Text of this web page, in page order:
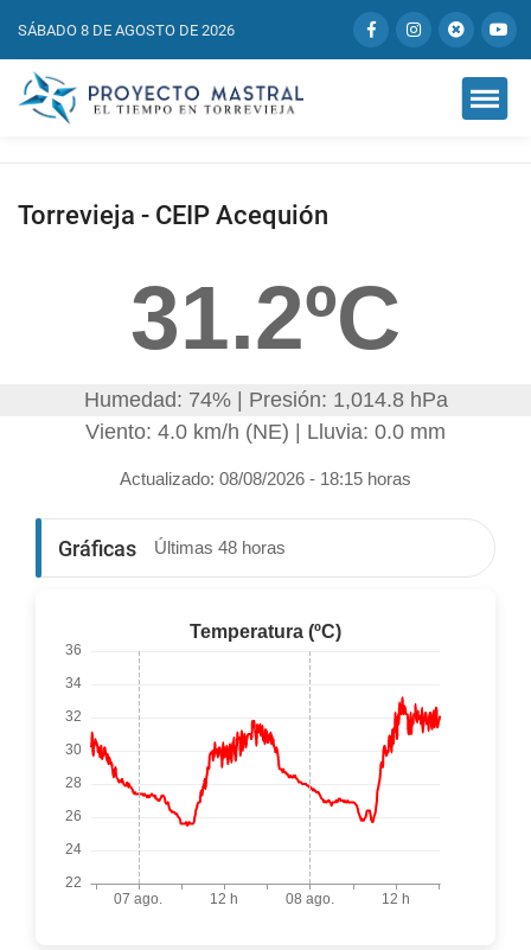
SÁBADO 8 DE AGOSTO DE 2026
Torrevieja - CEIP Acequión
31.2ºC
Humedad: 74% | Presión: 1,014.8 hPa
Viento: 4.0 km/h (NE) | Lluvia: 0.0 mm
Actualizado: 08/08/2026 - 18:15 horas
Gráficas Últimas 48 horas